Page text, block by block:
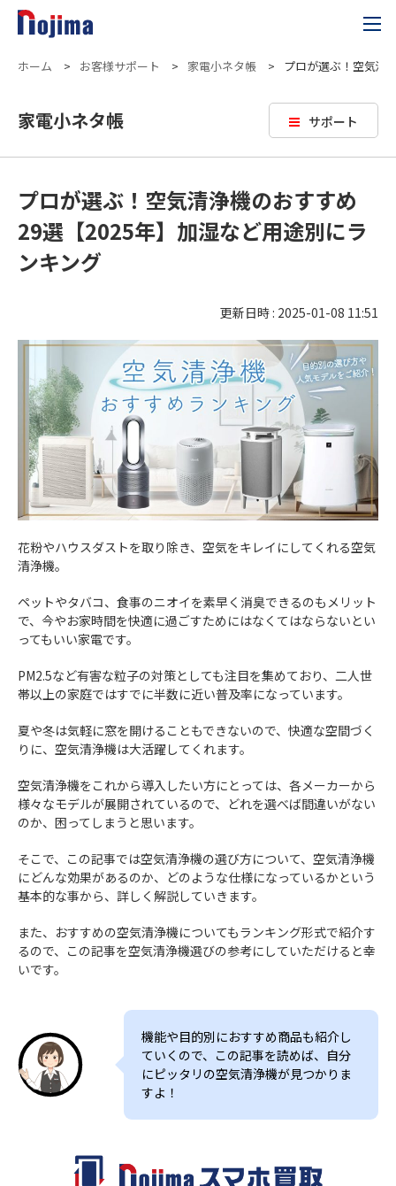
ホーム > お客様サポート > 家電小ネタ帳 > プロが選ぶ！空気清
サポート
家電小ネタ帳
プロが選ぶ！空気清浄機のおすすめ
29選【2025年】加湿など用途別にラ
ンキング
更新日時 : 2025-01-08 11:51
花粉やハウスダストを取り除き、空気をキレイにしてくれる空気
清浄機。
ペットやタバコ、食事のニオイを素早く消臭できるのもメリット
で、今やお家時間を快適に過ごすためにはなくてはならないとい
ってもいい家電です。
PM2.5など有害な粒子の対策としても注目を集めており、二人世
帯以上の家庭ではすでに半数に近い普及率になっています。
夏や冬は気軽に窓を開けることもできないので、快適な空間づく
りに、空気清浄機は大活躍してくれます。
空気清浄機をこれから導入したい方にとっては、各メーカーから
様々なモデルが展開されているので、どれを選べば間違いがない
のか、困ってしまうと思います。
そこで、この記事では空気清浄機の選び方について、空気清浄機
にどんな効果があるのか、どのような仕様になっているかという
基本的な事から、詳しく解説していきます。
また、おすすめの空気清浄機についてもランキング形式で紹介す
るので、この記事を空気清浄機選びの参考にしていただけると幸
いです。
機能や目的別におすすめ商品も紹介し
ていくので、この記事を読めば、自分
にピッタリの空気清浄機が見つかりま
すよ！